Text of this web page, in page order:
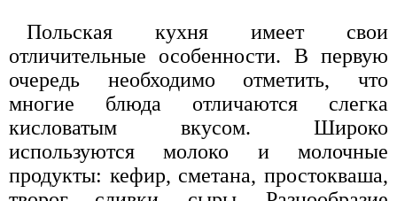
Польская кухня имеет свои
отличительные особенности. В первую
очередь необходимо отметить, что
многие блюда отличаются слегка
кисловатым вкусом. Широко
используются молоко и молочные
продукты: кефир, сметана, простокваша,